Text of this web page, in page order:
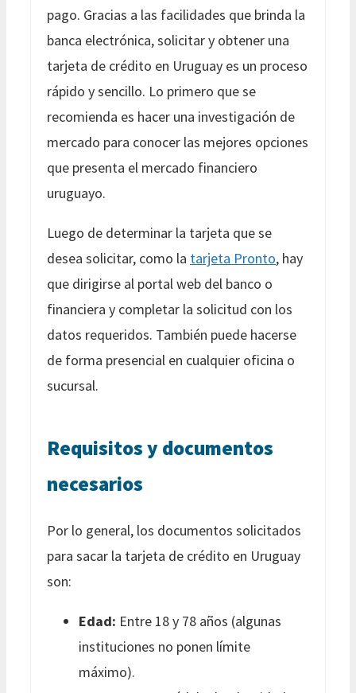
pago. Gracias a las facilidades que brinda la
banca electrónica, solicitar y obtener una
tarjeta de crédito en Uruguay es un proceso
rápido y sencillo. Lo primero que se
recomienda es hacer una investigación de
mercado para conocer las mejores opciones
que presenta el mercado financiero
uruguayo.
Luego de determinar la tarjeta que se
desea solicitar, como la tarjeta Pronto, hay
que dirigirse al portal web del banco o
financiera y completar la solicitud con los
datos requeridos. También puede hacerse
de forma presencial en cualquier oficina o
sucursal.
Requisitos y documentos
necesarios
Por lo general, los documentos solicitados
para sacar la tarjeta de crédito en Uruguay
son:
Edad: Entre 18 y 78 años (algunas
instituciones no ponen límite
máximo).